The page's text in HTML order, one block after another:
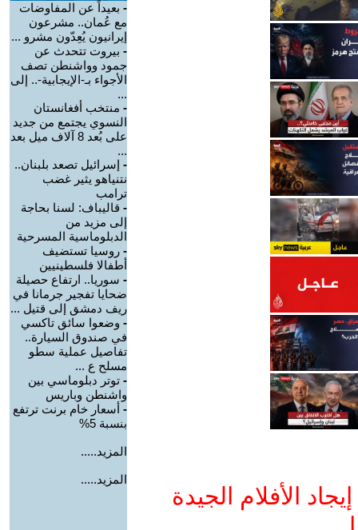
الأفلام الجيدة
- بعيداً عن المفاوضات
مع عُمان.. مشرعون
إيرانيون يُعِدّون مشرو ...
- بيروت تتحدث عن
جمود وواشنطن تصف
الأجواء بـ-الإيجابية-.. إلى
...
- منتخب أفغانستان
النسوي يجتمع من جديد
على بُعد 8 آلاف ميل بعد
...
- إسرائيل تصعد بلبنان..
نتنياهو يثير غضب
ترامب
- قاليباف: لسنا بحاجة
إلى مزيد من
الدبلوماسية المسرحية
- روسيا تستضيف
أطفالا فلسطينيين
- سوريا.. ارتفاع حصيلة
ضحايا تفجير جرمانا في
ريف دمشق إلى قتيل ...
- وضعوا سائق تاكسي
في صندوق السيارة..
تفاصيل عملية سطو
مسلح ع ...
- توتر دبلوماسي بين
واشنطن وباريس
- أسعار خام برنت ترتفع
بنسبة 5%
المزيد.....
المزيد.....